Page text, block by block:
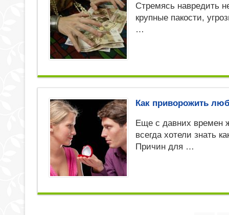
Стремясь навредить
крупные пакости,
…
Как приворожить
Еще с давних времен
всегда хотели знать
Причин для …